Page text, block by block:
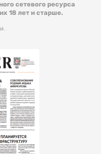
сетевого ресурса
18 лет и старше.